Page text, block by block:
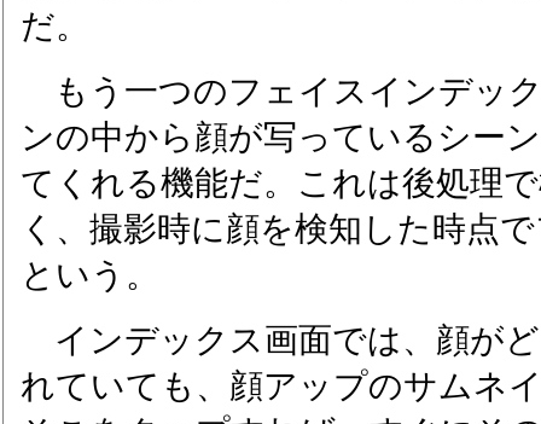
だ。
もう一つのフェイスインデッ
ンの中から顔が写っているシー
てくれる機能だ。これは後処理
く、撮影時に顔を検知した時点
という。
インデックス画面では、顔が
れていても、顔アップのサムネ